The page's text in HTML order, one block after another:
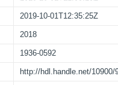
2019-10-01T12:35:25Z
2018
1936-0592
http://hdl.handle.net/10900/